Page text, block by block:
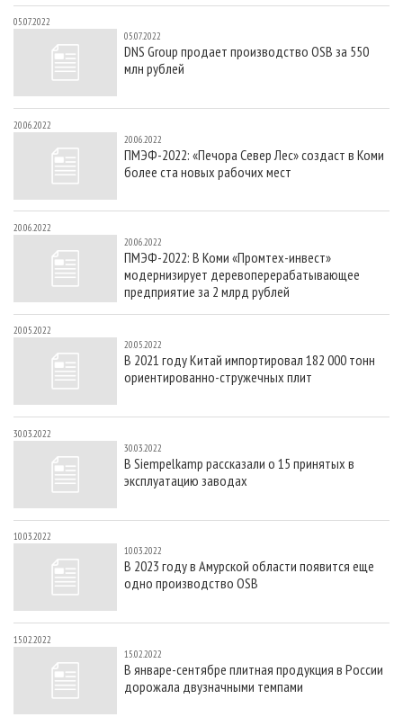
05.07.2022
05.07.2022
DNS Group продает производство OSB за 550
млн рублей
20.06.2022
20.06.2022
ПМЭФ-2022: «Печора Север Лес» создаст в Коми
более ста новых рабочих мест
20.06.2022
20.06.2022
ПМЭФ-2022: В Коми «Промтех-инвест»
модернизирует деревоперерабатывающее
предприятие за 2 млрд рублей
20.05.2022
20.05.2022
В 2021 году Китай импортировал 182 000 тонн
ориентированно-стружечных плит
30.03.2022
30.03.2022
В Siempelkamp рассказали о 15 принятых в
эксплуатацию заводах
10.03.2022
10.03.2022
В 2023 году в Амурской области появится еще
одно производство OSB
15.02.2022
15.02.2022
В январе-сентябре плитная продукция в России
дорожала двузначными темпами